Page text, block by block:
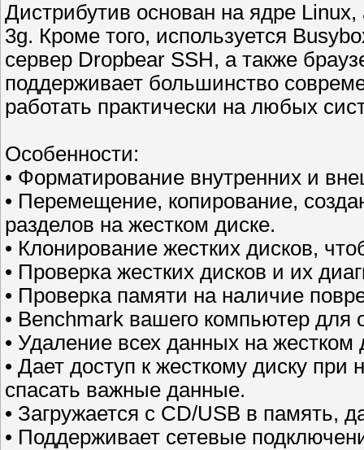
Дистрибутив основан на ядре
3g. Кроме того, используется
сервер Dropbear SSH, а также
поддерживает большинство
работать практически на любых
Особенности:
• Форматирование внутренних и
• Перемещение, копирование,
разделов на жестком диске.
• Клонирование жестких дисков,
• Проверка жестких дисков и их
• Проверка памяти на наличие
• Benchmark вашего компьютер для
• Удаление всех данных на жестком
• Дает доступ к жесткому диску
спасать важные данные.
• Загружается с CD/USB в память,
• Поддерживает сетевые